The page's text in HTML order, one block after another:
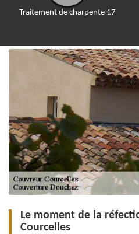
Traitement de charpente 17
Le moment de la
Courcelles